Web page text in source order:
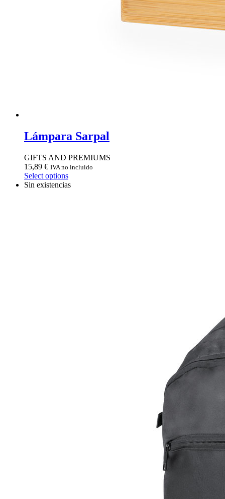
Lámpara Sarpal
GIFTS AND PREMIUMS
15,89 € IVA no incluido
Select options
Sin existencias